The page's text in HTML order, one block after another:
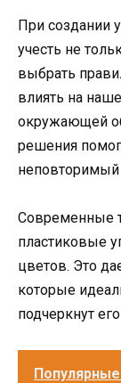
При создании
учесть не
выбрать
влиять на
окружающей
решения
неповторимый
Современные
пластиковые
цветов. Это
которые
подчеркнут